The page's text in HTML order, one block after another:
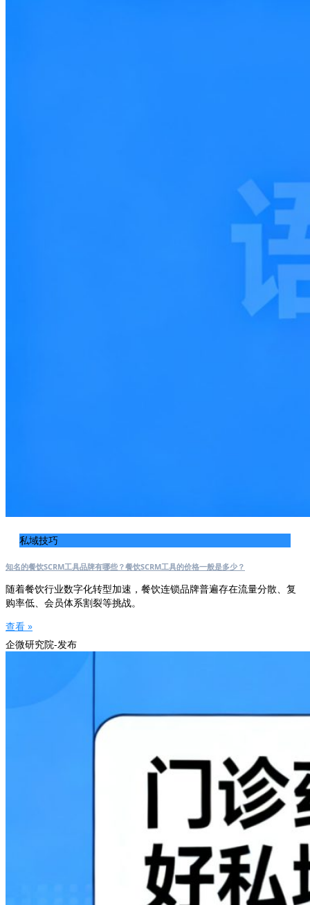
私域技巧
知名的餐饮SCRM工具品牌有哪些？餐饮SCRM工具的价格一般是多少？
随着餐饮行业数字化转型加速，餐饮连锁品牌普遍存在流量分散、复
购率低、会员体系割裂等挑战。
查看 »
企微研究院-发布